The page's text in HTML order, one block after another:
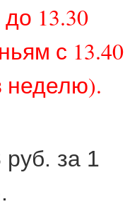
13.30
с 13.40
неделю).
руб. за 1